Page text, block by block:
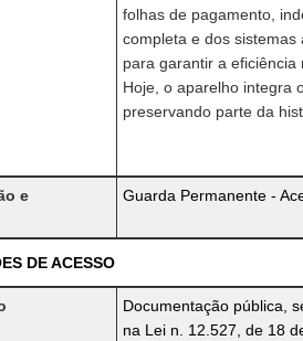
folhas de pagamento,
completa e dos
para garantir a eficiência
Hoje, o aparelho integra
preservando parte da
e
Guarda Permanente -
DE ACESSO
Documentação pública,
na Lei n. 12.527, de 18